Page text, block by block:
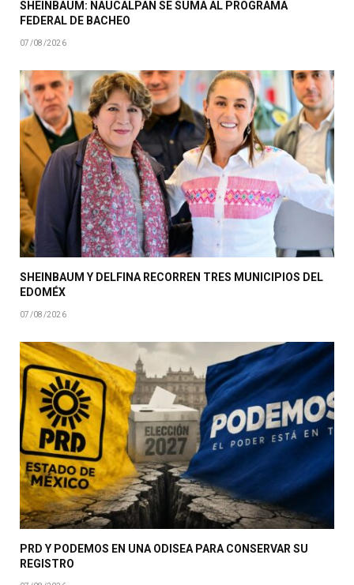
SHEINBAUM: NAUCALPAN SE SUMA AL PROGRAMA
FEDERAL DE BACHEO
07/08/2026
SHEINBAUM Y DELFINA RECORREN TRES MUNICIPIOS DEL
EDOMÉX
07/08/2026
PRD Y PODEMOS EN UNA ODISEA PARA CONSERVAR SU
REGISTRO